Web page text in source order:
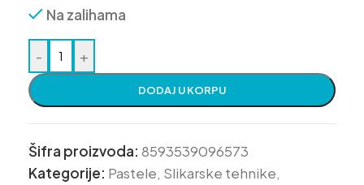
Na zalihama
- +
DODAJ U KORPU
Šifra proizvoda: 8593539096573
Kategorije: Pastele, Slikarske tehnike,